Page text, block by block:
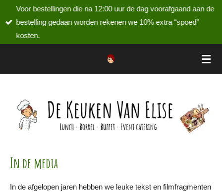
direct
naar
Voor bestellingen die na 12:00 uur de dag voorafgaand aan de
bestelling gedaan worden rekenen we 10% extra “spoed”
kosten.
In de media
In de afgelopen jaren hebben we leuke tekst en filmfragmenten